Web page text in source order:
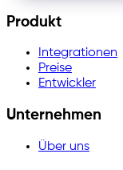
Produkt
Integrationen
Preise
Entwickler
Unternehmen
Über uns